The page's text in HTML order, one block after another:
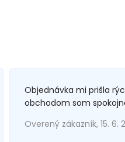
Objednávka mi prišla
obchodom som
Overený zákazník, 15. 6.